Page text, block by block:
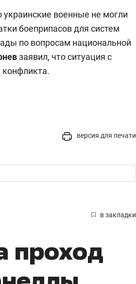
украинские военные не могли
боеприпасов для систем
по вопросам национальной
заявил, что ситуация с
конфликта.
версия для печати
в закладки
проход